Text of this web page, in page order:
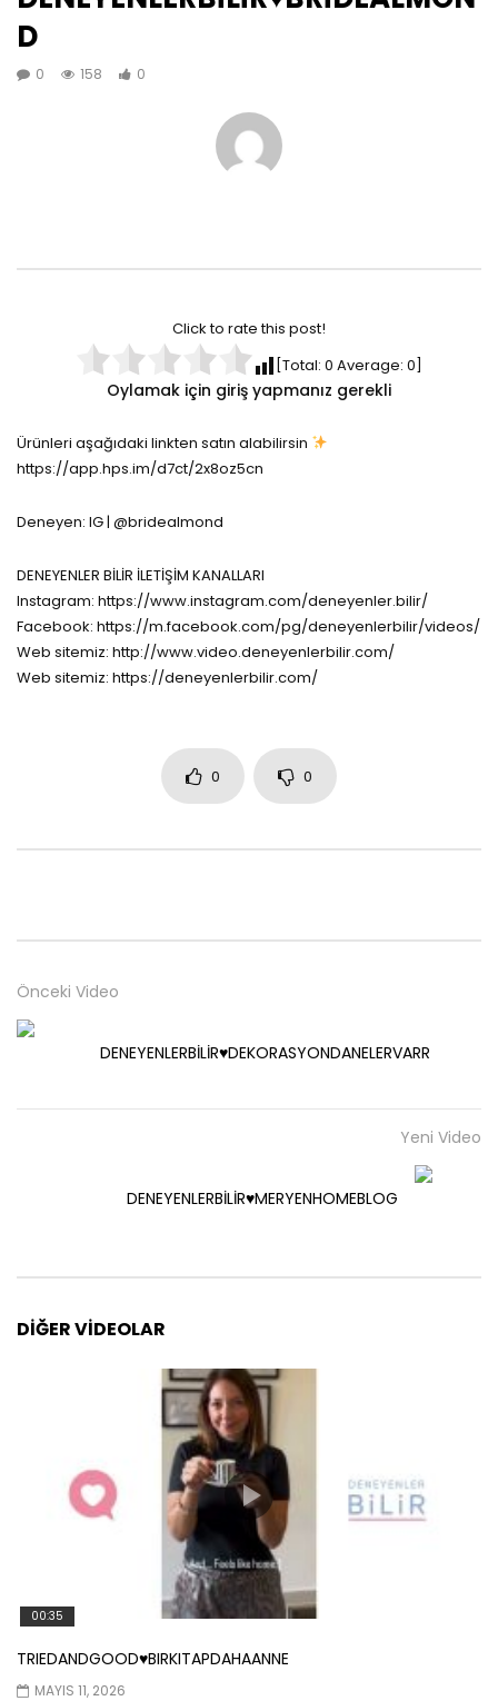
D
0 158 0
Click to rate this post!
[Total: 0 Average: 0]
Oylamak için giriş yapmanız gerekli
Ürünleri aşağıdaki linkten satın alabilirsin
https://app.hps.im/d7ct/2x8oz5cn
Deneyen: IG | @bridealmond
DENEYENLER BİLİR İLETİŞİM KANALLARI
Instagram: https://www.instagram.com/deneyenler.bilir/
Facebook: https://m.facebook.com/pg/deneyenlerbilir/videos/
Web sitemiz: http://www.video.deneyenlerbilir.com/
Web sitemiz: https://deneyenlerbilir.com/
0 0
Önceki Video
DENEYENLERBİLİR♥️DEKORASYONDANELERVARR
Yeni Video
DENEYENLERBİLİR♥️MERYENHOMEBLOG
DIĞER VIDEOLAR
00:35
TRIEDANDGOOD♥️BIRKITAPDAHAANNE
MAYIS 11, 2026